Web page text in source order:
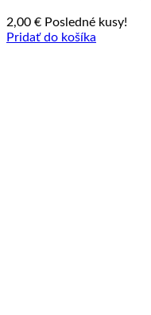
2,00 € Posledné kusy!
Pridať do košíka